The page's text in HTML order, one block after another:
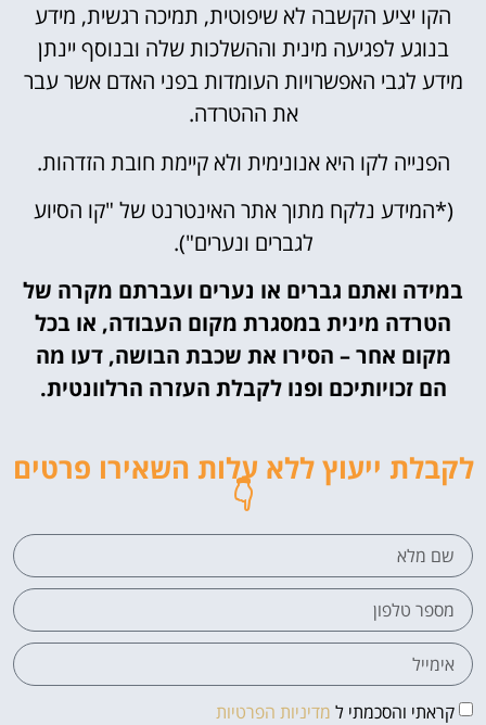
הקו יציע הקשבה לא שיפוטית, תמיכה רגשית, מידע
בנוגע לפגיעה מינית וההשלכות שלה ובנוסף יינתן
מידע לגבי האפשרויות העומדות בפני האדם אשר עבר
את ההטרדה.
הפנייה לקו היא אנונימית ולא קיימת חובת הזדהות.
(*המידע נלקח מתוך אתר האינטרנט של "קו הסיוע
לגברים ונערים").
במידה ואתם גברים או נערים ועברתם מקרה של
הטרדה מינית במסגרת מקום העבודה, או בכל
מקום אחר – הסירו את שכבת הבושה, דעו מה
הם זכויותיכם ופנו לקבלת העזרה הרלוונטית.
לקבלת ייעוץ ללא עלות השאירו פרטים
👇
קראתי והסכמתי ל מדיניות הפרטיות